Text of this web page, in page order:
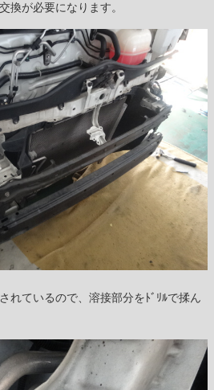
換が必要になります。
れているので、溶接部分をﾄﾞﾘﾙで揉ん